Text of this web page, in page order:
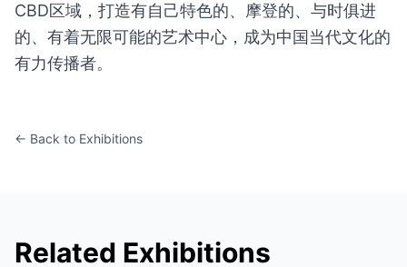
CBD区域，打造有自己特色的、摩登的、与时俱进
的、有着无限可能的艺术中心，成为中国当代文化的
有力传播者。
← Back to Exhibitions
Related Exhibitions